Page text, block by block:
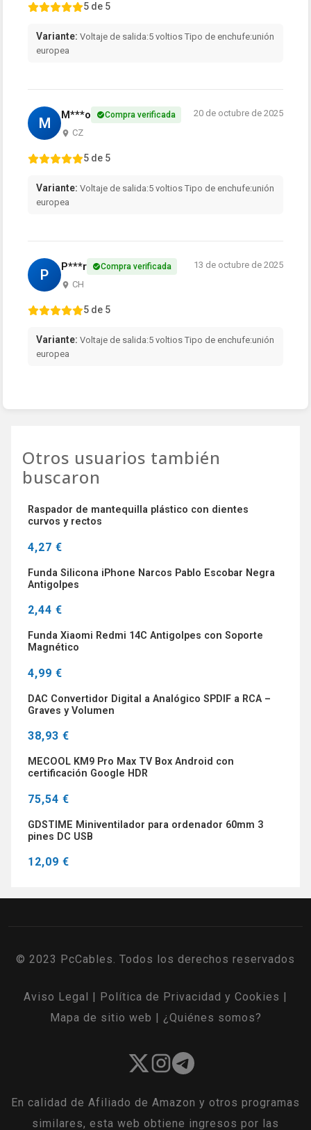
5 de 5
Variante: Voltaje de salida:5 voltios Tipo de enchufe:unión
europea
M M***o Compra verificada
CZ
20 de octubre de 2025
5 de 5
Variante: Voltaje de salida:5 voltios Tipo de enchufe:unión
europea
P P***r Compra verificada
CH
13 de octubre de 2025
5 de 5
Variante: Voltaje de salida:5 voltios Tipo de enchufe:unión
europea
Otros usuarios también
buscaron
Raspador de mantequilla plástico con dientes
curvos y rectos
4,27 €
Funda Silicona iPhone Narcos Pablo Escobar Negra
Antigolpes
2,44 €
Funda Xiaomi Redmi 14C Antigolpes con Soporte
Magnético
4,99 €
DAC Convertidor Digital a Analógico SPDIF a RCA –
Graves y Volumen
38,93 €
MECOOL KM9 Pro Max TV Box Android con
certificación Google HDR
75,54 €
GDSTIME Miniventilador para ordenador 60mm 3
pines DC USB
12,09 €
© 2023 PcCables. Todos los derechos reservados
Aviso Legal Política de Privacidad y Cookies
Mapa de sitio web
¿Quiénes somos?
En calidad de Afiliado de Amazon y otros programas
similares, esta web obtiene ingresos por las